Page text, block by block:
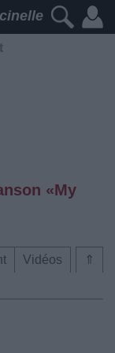
«My
⇑
Vidéos